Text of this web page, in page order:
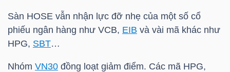
Sàn HOSE vẫn nhận lực đỡ nhẹ của một số cổ
phiếu ngân hàng như VCB, EIB và vài mã khác như
HPG, SBT…
Nhóm VN30 đồng loạt giảm điểm. Các mã HPG,
TIÊU
DÙNG
KHÔNG
THIẾT